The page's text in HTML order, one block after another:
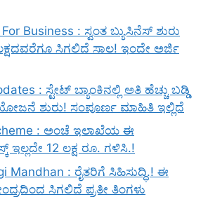
Business : ಸ್ವಂತ ಬ್ಯುಸಿನೆಸ್ ಶುರು
ಸಿಗಲಿದೆ ಸಾಲ! ಇಂದೇ ಅರ್ಜಿ
: ಸ್ಟೇಟ್ ಬ್ಯಾಂಕಿನಲ್ಲಿ ಅತಿ ಹೆಚ್ಚು ಬಡ್ಡಿ
ಶುರು! ಸಂಪೂರ್ಣ ಮಾಹಿತಿ ಇಲ್ಲಿದೆ
: ಅಂಚೆ ಇಲಾಖೆಯ ಈ
12 ಲಕ್ಷ ರೂ. ಗಳಿಸಿ.!
Mandhan : ರೈತರಿಗೆ ಸಿಹಿಸುದ್ಧಿ.! ಈ
ಸಿಗಲಿದೆ ಪ್ರತೀ ತಿಂಗಳು